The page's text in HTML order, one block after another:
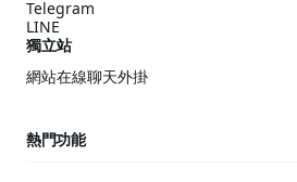
Telegram
LINE
獨立站
網站在線聊天外掛
熱門功能